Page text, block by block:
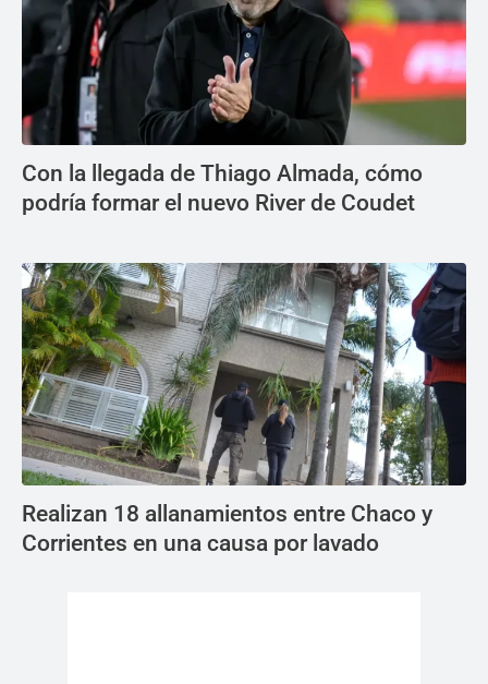
Con la llegada de Thiago Almada, cómo
podría formar el nuevo River de Coudet
Realizan 18 allanamientos entre Chaco y
Corrientes en una causa por lavado